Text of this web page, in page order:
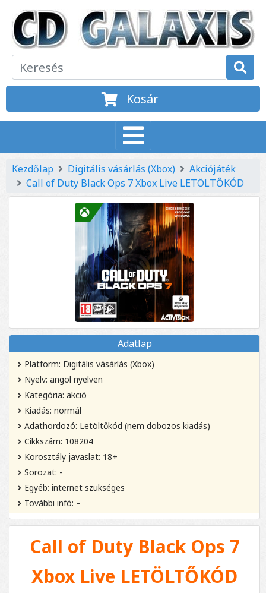
Kosár
Kezdőlap Digitális vásárlás (Xbox)
Akciójáték
Call of Duty Black Ops 7 Xbox Live LETÖLTŐKÓD
Adatlap
Platform: Digitális vásárlás (Xbox)
Nyelv: angol nyelven
Kategória: akció
Kiadás: normál
Adathordozó: Letöltőkód (nem dobozos kiadás)
Cikkszám: 108204
Korosztály javaslat: 18+
Sorozat: -
Egyéb: internet szükséges
További infó: –
Call of Duty Black Ops 7
Xbox Live LETÖLTŐKÓD